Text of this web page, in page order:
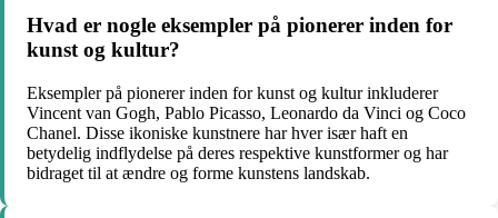
Hvad er nogle eksempler på pionerer inden for
kunst og kultur?
Eksempler på pionerer inden for kunst og kultur inkluderer
Vincent van Gogh, Pablo Picasso, Leonardo da Vinci og Coco
Chanel. Disse ikoniske kunstnere har hver især haft en
betydelig indflydelse på deres respektive kunstformer og har
bidraget til at ændre og forme kunstens landskab.